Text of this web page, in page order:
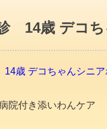
14歳 デコ
歳 デコちゃんシニア
院付き添いわんケア